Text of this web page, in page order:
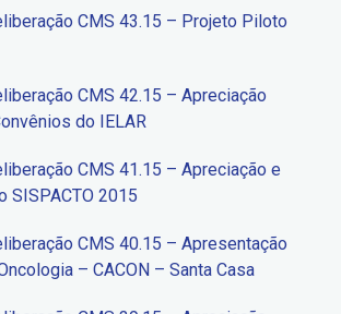
CMS 43.15 – Projeto Piloto
CMS 42.15 – Apreciação
do IELAR
CMS 41.15 – Apreciação e
SISPACTO 2015
CMS 40.15 – Apresentação
– CACON – Santa Casa